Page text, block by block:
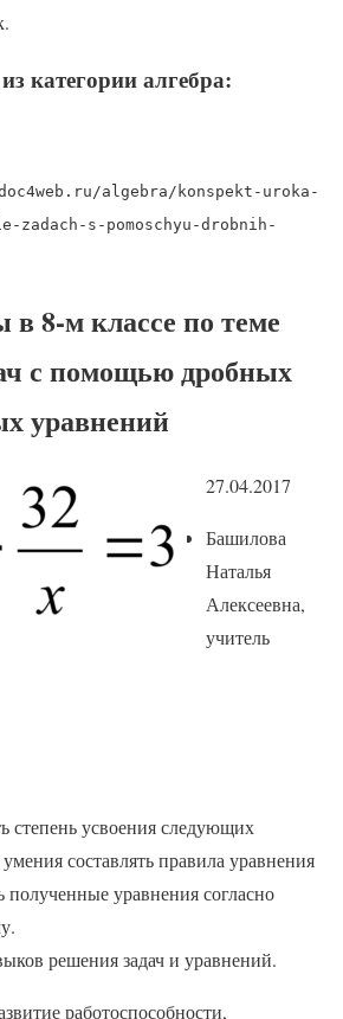
категории алгебра:
algebra/konspekt-uroka-
zadach-s-pomoschyu-drobnih-
в 8-м классе по теме
с помощью дробных
уравнений
27.04.2017
Башилова
Наталья
Алексеевна,
учитель
степень усвоения следующих
составлять правила уравнения
полученные уравнения согласно
решения задач и уравнений.
работоспособности,